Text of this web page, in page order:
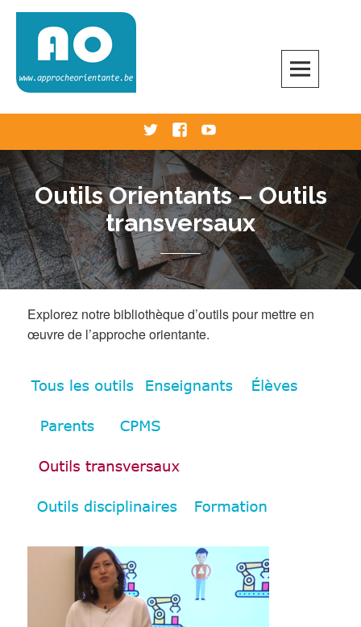
Skip
TwitterFacebookYoutube
Outils Orientants – Outils
transversaux
Explorez notre bibliothèque d’outils pour mettre en
œuvre de l’approche orientante.